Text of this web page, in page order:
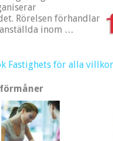
Rörelsen förhandlar
inom …
Fastighets för alla villkor